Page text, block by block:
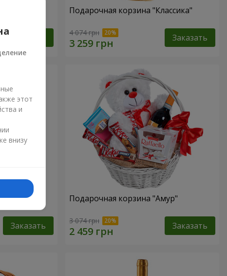
Подарочная корзина "Классика"
4 074 грн Заказать
Заказать
Подарочная корзина "Амур"
3 074 грн Заказать
этот
и
внизу